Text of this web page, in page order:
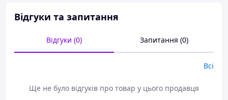
кількість постів: 1-постова
Матеріал: PC/ABS
Глибина: 15 мм
Ступінь захисту IP: IP20
1. Механізм.
2. Рамка (набирається із складових частин).
Відгуки та запитання
Відгуки (0) Запитання (0)
Всі
Ще не було відгуків про товар у цього продавця